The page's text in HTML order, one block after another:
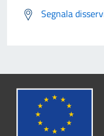
Segnala